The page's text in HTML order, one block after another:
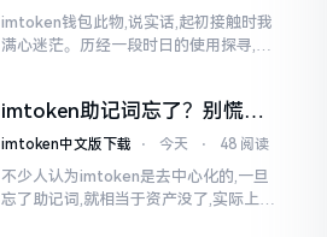
imtoken钱包此物,说实话,起初接触时我
满心迷茫。历经一段时日的使用探寻,我
李鹏
imtoken助记词忘了？别慌，
这招能救你
imtoken中文版下载 ⋅ 今天 ⋅ 48 阅读
不少人认为imtoken是去中心化的,一旦
忘了助记词,就相当于资产没了,实际上这